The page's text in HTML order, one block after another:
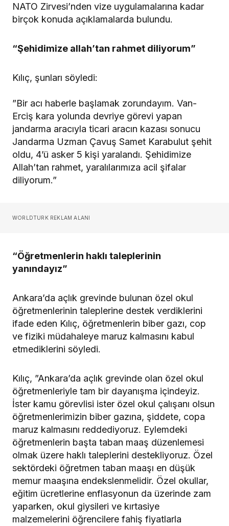
NATO Zirvesi’nden vize uygulamalarına kadar
birçok konuda açıklamalarda bulundu.
“Şehidimize allah’tan rahmet diliyorum”
Kılıç, şunları söyledi:
”Bir acı haberle başlamak zorundayım. Van-
Erciş kara yolunda devriye görevi yapan
jandarma aracıyla ticari aracın kazası sonucu
Jandarma Uzman Çavuş Samet Karabulut şehit
oldu, 4’ü asker 5 kişi yaralandı. Şehidimize
Allah’tan rahmet, yaralılarımıza acil şifalar
diliyorum.”
WORLDTURK REKLAM ALANI
“Öğretmenlerin haklı taleplerinin
yanındayız”
Ankara’da açlık grevinde bulunan özel okul
öğretmenlerinin taleplerine destek verdiklerini
ifade eden Kılıç, öğretmenlerin biber gazı, cop
ve fiziki müdahaleye maruz kalmasını kabul
etmediklerini söyledi.
Kılıç, ”Ankara’da açlık grevinde olan özel okul
öğretmenleriyle tam bir dayanışma içindeyiz.
İster kamu görevlisi ister özel okul çalışanı olsun
öğretmenlerimizin biber gazına, şiddete, copa
maruz kalmasını reddediyoruz. Eylemdeki
öğretmenlerin başta taban maaş düzenlemesi
olmak üzere haklı taleplerini destekliyoruz. Özel
sektördeki öğretmen taban maaşı en düşük
memur maaşına endekslenmelidir. Özel okullar,
eğitim ücretlerine enflasyonun da üzerinde zam
yaparken, okul giysileri ve kırtasiye
malzemelerini öğrencilere fahiş fiyatlarla